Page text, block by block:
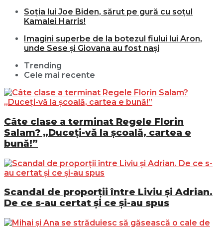
Soția lui Joe Biden, sărut pe gură cu soțul
Kamalei Harris!
Imagini superbe de la botezul fiului lui Aron,
unde Sese și Giovana au fost nași
Trending
Cele mai recente
Câte clase a terminat Regele Florin
Salam? „Duceți-vă la școală, cartea e
bună!”
Scandal de proporții între Liviu și Adrian.
De ce s-au certat și ce și-au spus